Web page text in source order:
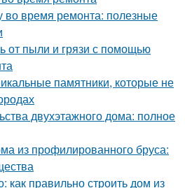
во время ремонта: полезные
от пыли и грязи с помощью
памятники, которые не
двухэтажного дома: полное
из профилированного бруса:
как правильно строить дом из